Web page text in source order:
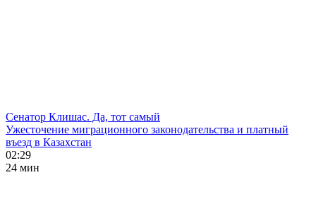
Сенатор Клишас. Да, тот самый
Ужесточение миграционного законодательства и платный
въезд в Казахстан
02:29
24 мин